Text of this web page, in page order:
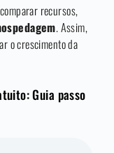
recursos,
. Assim,
o crescimento da
Guia passo